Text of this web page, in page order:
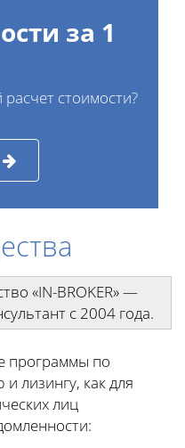
за 1
стоимости?
«IN-BROKER» —
с 2004 года.
программы по
лизингу, как для
лиц